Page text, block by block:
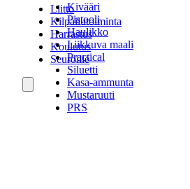
Kivääri
Pistooli
Haulikko
Liikkuva maali
Practical
Siluetti
Kasa-ammunta
Mustaruuti
PRS
Liitto
Kilpailutoiminta
Harrastus
Koulutus
Seuroille